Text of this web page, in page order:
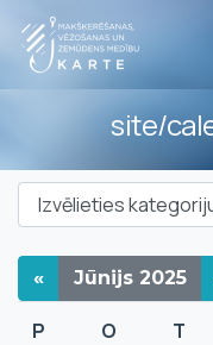
site/
« Jūnijs 2025
P O T